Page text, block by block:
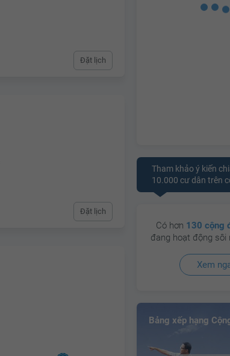
Đặt lịch
Đặt lịch
Tham khảo ý kiến
10.000 cư dân trên
Có hơn 130 cộng
đang hoạt động sôi
Xem
Bảng xếp hạng